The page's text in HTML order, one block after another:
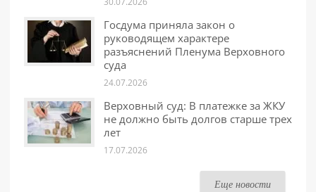
Госдума приняла закон о
руководящем характере
разъяснений Пленума Верховного
суда
24.07.2026
Верховный суд: В платежке за ЖКУ
не должно быть долгов старше трех
лет
17.07.2026
Еще новости